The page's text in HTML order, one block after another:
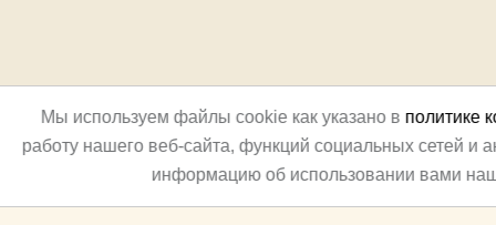
Мы используем файлы cookie как указано в политике
работу нашего веб-сайта, функций социальных сетей и
информацию об использовании вами